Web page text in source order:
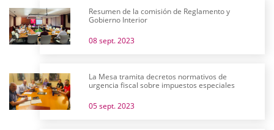
Resumen de la comisión de Reglamento y
Gobierno Interior
08 sept. 2023
La Mesa tramita decretos normativos de
urgencia fiscal sobre impuestos especiales
05 sept. 2023